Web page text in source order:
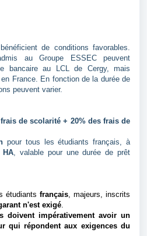
de conditions favorables.
au Groupe ESSEC peuvent
bancaire au LCL de Cergy, mais
France. En fonction de la durée de
peuvent varier.
de scolarité + 20% des frais de
pour tous les étudiants français, à
HA , valable pour une durée de prêt
étudiants français , majeurs, inscrits
n'est exigé
doivent impérativement avoir un
qui répondent aux exigences du